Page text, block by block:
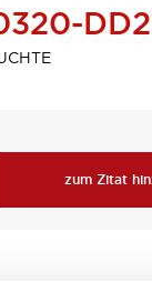
zum Zitat